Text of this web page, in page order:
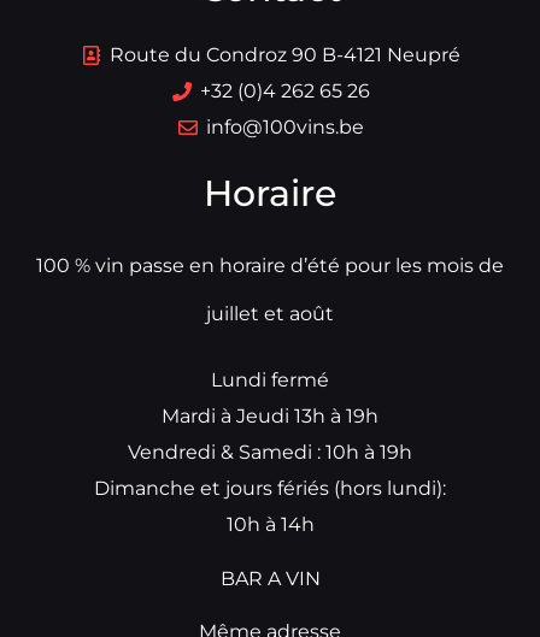
Route du Condroz 90 B-4121 Neupré
+32 (0)4 262 65 26
info@100vins.be
Horaire
100 % vin passe en horaire d’été pour les mois de
juillet et août
Lundi fermé
Mardi à Jeudi 13h à 19h
Vendredi & Samedi : 10h à 19h
Dimanche et jours fériés (hors lundi):
10h à 14h
BAR A VIN
Même adresse